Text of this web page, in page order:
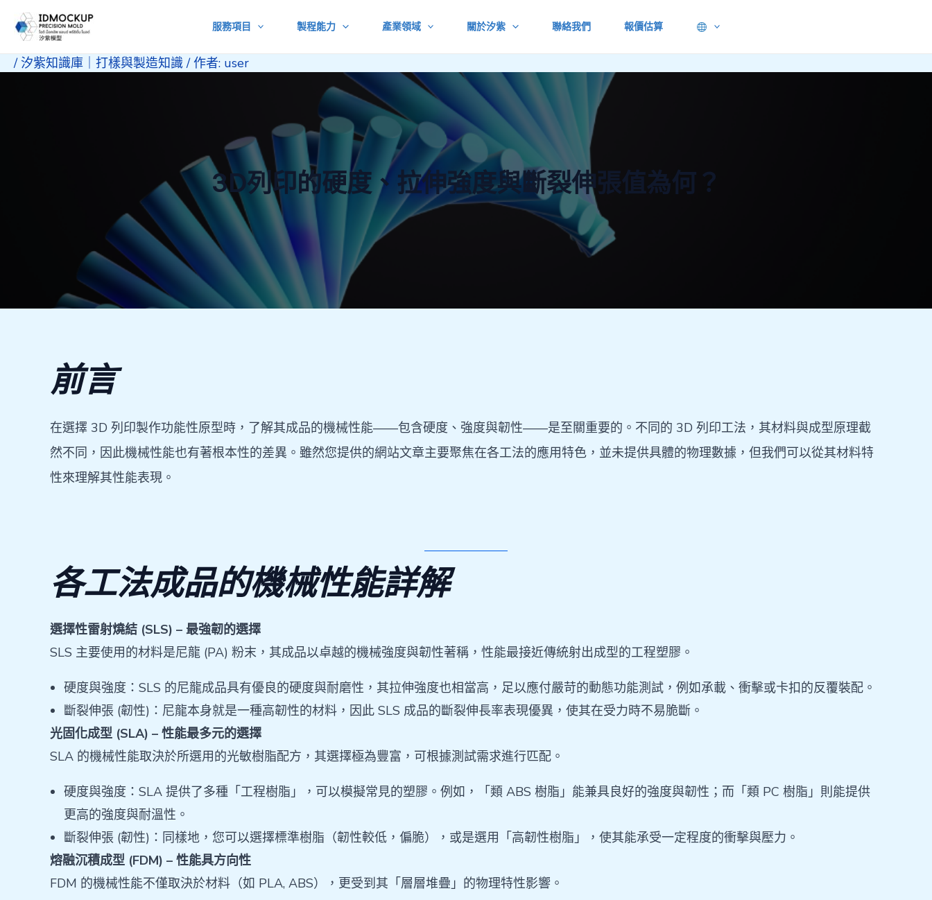
主
服務項目 製程能力 產業領域 關於汐紫 聯絡我們 報價估算
/汐紫知識庫｜打樣與製造知識/ 作者: user
3D列印的硬度、拉伸強度與斷裂伸張值為何？
前言
在選擇 3D 列印製作功能性原型時，了解其成品的機械性能——包含硬度、強度與韌性——是至關重要的。不同的 3D 列印工法，其材料與成型原理截
然不同，因此機械性能也有著根本性的差異。雖然您提供的網站文章主要聚焦在各工法的應用特色，並未提供具體的物理數據，但我們可以從其材料特
性來理解其性能表現。
各工法成品的機械性能詳解
選擇性雷射燒結 (SLS) – 最強韌的選擇
SLS 主要使用的材料是尼龍 (PA) 粉末，其成品以卓越的機械強度與韌性著稱，性能最接近傳統射出成型的工程塑膠。
硬度與強度：SLS 的尼龍成品具有優良的硬度與耐磨性，其拉伸強度也相當高，足以應付嚴苛的動態功能測試，例如承載、衝擊或卡扣的反覆裝配。
斷裂伸張 (韌性)：尼龍本身就是一種高韌性的材料，因此 SLS 成品的斷裂伸長率表現優異，使其在受力時不易脆斷。
光固化成型 (SLA) – 性能最多元的選擇
SLA 的機械性能取決於所選用的光敏樹脂配方，其選擇極為豐富，可根據測試需求進行匹配。
硬度與強度：SLA 提供了多種「工程樹脂」，可以模擬常見的塑膠。例如，「類 ABS 樹脂」能兼具良好的強度與韌性；而「類 PC 樹脂」則能提供
更高的強度與耐溫性。
斷裂伸張 (韌性)：同樣地，您可以選擇標準樹脂（韌性較低，偏脆），或是選用「高韌性樹脂」，使其能承受一定程度的衝擊與壓力。
熔融沉積成型 (FDM) – 性能具方向性
FDM 的機械性能不僅取決於材料（如 PLA, ABS），更受到其「層層堆疊」的物理特性影響。